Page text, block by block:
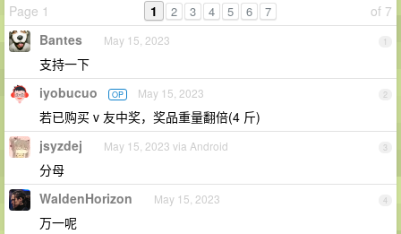
Page 1
of 7
1 2 3 4 5 6 7
1
Bantes May 15, 2023
支持一下
2
iyobucuo OP May 15, 2023
若已购买 v 友中奖，奖品重量翻倍(4 斤)
3
jsyzdej May 15, 2023 via Android
分母
4
WaldenHorizon May 15, 2023
万一呢